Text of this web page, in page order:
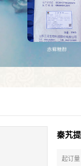
秦艽
起订